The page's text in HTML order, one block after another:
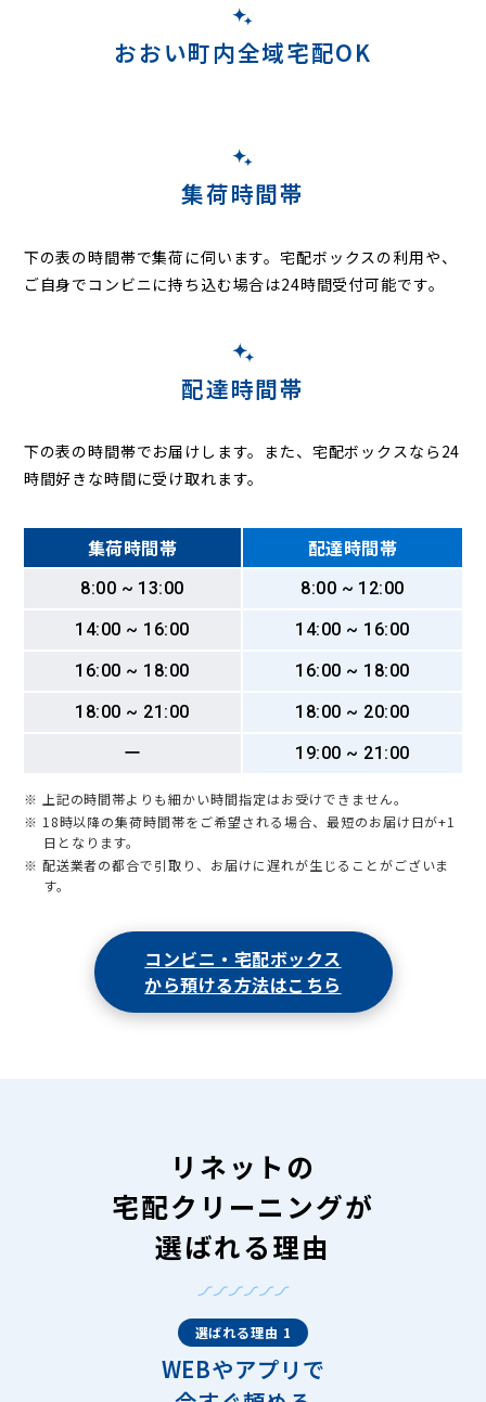
おおい町内全域宅配OK
集荷時間帯
下の表の時間帯で集荷に伺います。宅配ボックスの利用や、
ご自身でコンビニに持ち込む場合は24時間受付可能です。
配達時間帯
下の表の時間帯でお届けします。また、宅配ボックスなら24
時間好きな時間に受け取れます。
集荷時間帯 配達時間帯
8:00 ~ 13:00
8:00 ~ 12:00
14:00 ~ 16:00
14:00 ~ 16:00
16:00 ~ 18:00
16:00 ~ 18:00
18:00 ~ 21:00
18:00 ~ 20:00
ー
19:00 ~ 21:00
※ 上記の時間帯よりも細かい時間指定はお受けできません。
※ 18時以降の集荷時間帯をご希望される場合、最短のお届け日が+1
日となります。
※ 配送業者の都合で引取り、お届けに遅れが生じることがございま
す。
コンビニ・宅配ボックス
から預ける方法はこちら
リネットの
宅配クリーニングが
選ばれる理由
選ばれる理由 1
WEBやアプリで